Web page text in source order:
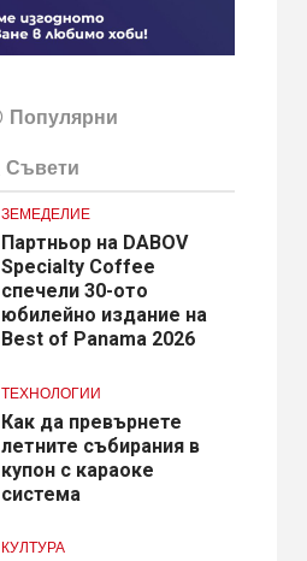
Популярни
Съвети
ЗЕМЕДЕЛИЕ
Партньор на DABOV
Specialty Coffee
спечели 30-ото
юбилейно издание на
Best of Panama 2026
ТЕХНОЛОГИИ
Как да превърнете
летните събирания в
купон с караоке
система
КУЛТУРА